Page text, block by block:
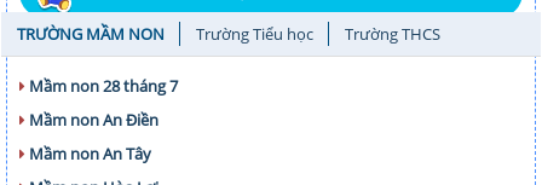
TRƯỜNG MẦM NON Trường Tiểu học Trường THCS
Mầm non 28 tháng 7
Mầm non An Điền
Mầm non An Tây